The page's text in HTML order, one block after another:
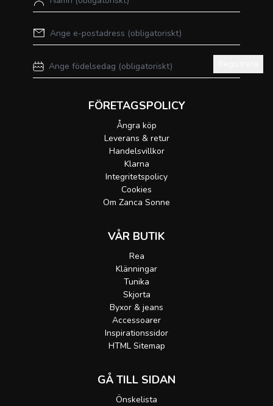
FÖRETAGSPOLICY
Ångra köp
Leverans & retur
Handelsvillkor
Klarna
Integritetspolicy
Cookies
Om Zanca Sonne
VÅR BUTIK
Rea
Klänningar
Tunika
Skjorta
Byxor & jeans
Accessoarer
Inspirationssidor
HTML Sitemap
GÅ TILL SIDAN
Önskelista